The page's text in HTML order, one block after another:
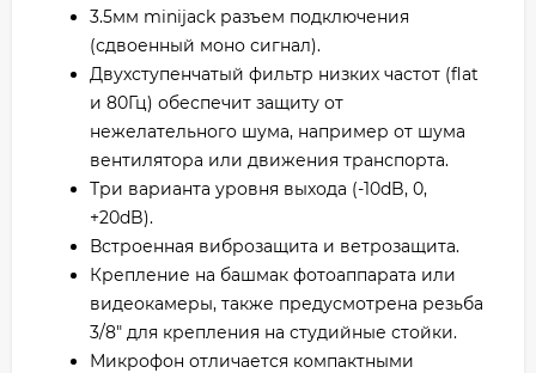
3.5мм minijack разъем подключения
(сдвоенный моно сигнал) .
Двухступенчатый фильтр низких частот (flat
и 80Гц) обеспечит защиту от
нежелательного шума, например от шума
вентилятора или движения транспорта.
Три варианта уровня выхода (-10dB, 0,
+20dB) .
Встроенная виброзащита и ветрозащита.
Крепление на башмак фотоаппарата или
видеокамеры, также предусмотрена резьба
3/8" для крепления на студийные стойки.
Микрофон отличается компактными